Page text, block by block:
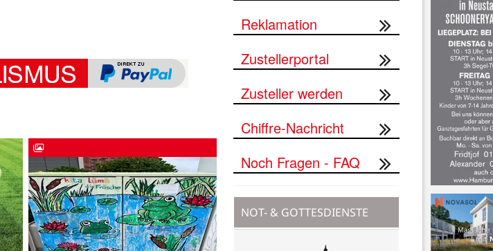
Reklamation
Zustellerportal
Zusteller werden
Chiffre-Nachricht
Noch Fragen - FAQ
NOT- & GOTTESDIENSTE